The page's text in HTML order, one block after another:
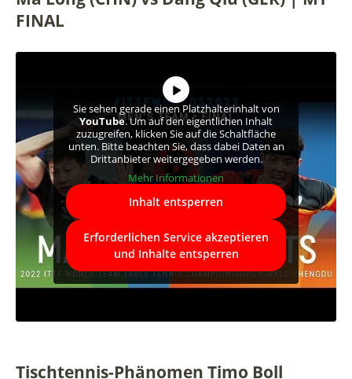
FINAL
Sie sehen gerade einen Platzhalterinhalt von
YouTube. Um auf den eigentlichen Inhalt
zuzugreifen, klicken Sie auf die Schaltfläche
unten. Bitte beachten Sie, dass dabei Daten an
Drittanbieter weitergegeben werden.
Mehr Informationen
Inhalt entsperren
Erforderlichen Service akzeptieren
und Inhalte entsperren
Tischtennis-Phänomen Timo Boll